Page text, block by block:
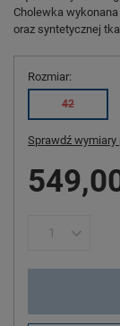
Cholewka
oraz syntetycznej
Rozmiar
42
Sprawdź wymiary